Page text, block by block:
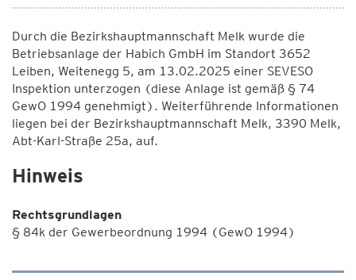
Durch die Bezirkshauptmannschaft Melk wurde die
Betriebsanlage der Habich GmbH im Standort 3652
Leiben, Weitenegg 5, am 13.02.2025 einer SEVESO
Inspektion unterzogen (diese Anlage ist gemäß § 74
GewO 1994 genehmigt). Weiterführende Informationen
liegen bei der Bezirkshauptmannschaft Melk, 3390 Melk,
Abt-Karl-Straße 25a, auf.
Hinweis
Rechtsgrundlagen
§ 84k der Gewerbeordnung 1994 (GewO 1994)